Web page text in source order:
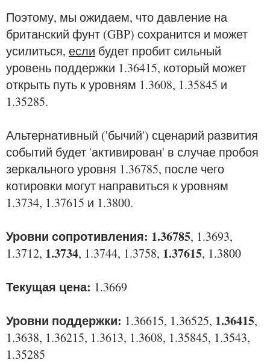
Поэтому, мы ожидаем, что давление на
британский фунт (GBP) сохранится и может
усилиться, если будет пробит сильный
уровень поддержки 1.36415, который может
открыть путь к уровням 1.3608, 1.35845 и
1.35285.
Альтернативный ('бычий') сценарий развития
событий будет 'активирован' в случае пробоя
зеркального уровня 1.36785, после чего
котировки могут направиться к уровням
1.3734, 1.37615 и 1.3800.
Уровни сопротивления: 1.36785, 1.3693,
1.3712, 1.3734, 1.3744, 1.3758, 1.37615, 1.3800
Текущая цена: 1.3669
Уровни поддержки: 1.36615, 1.36525, 1.36415,
1.3638, 1.36215, 1.3613, 1.3608, 1.35845, 1.3543,
1.35285